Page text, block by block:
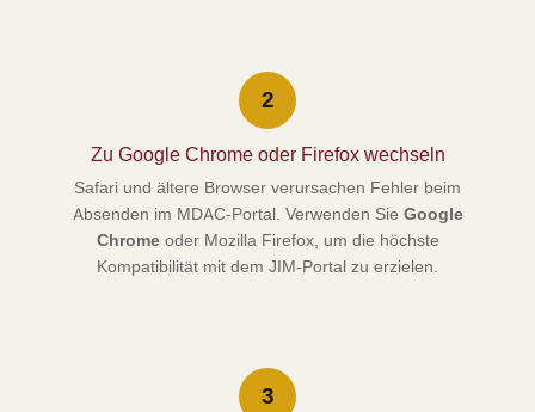
2
Zu Google Chrome oder Firefox wechseln
Safari und ältere Browser verursachen Fehler beim
Absenden im MDAC-Portal. Verwenden Sie Google
Chromeoder Mozilla Firefox, um die höchste
Kompatibilität mit dem JIM-Portal zu erzielen.
3